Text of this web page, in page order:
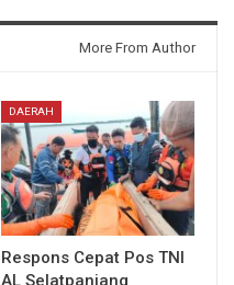
More From Author
DAERAH
Respons Cepat Pos TNI
AL Selatpanjang